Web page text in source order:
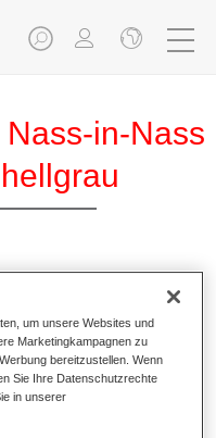
in-Nass
um unsere Websites und
Marketingkampagnen zu
bereitzustellen. Wenn
Sie Ihre Datenschutzrechte
in unserer